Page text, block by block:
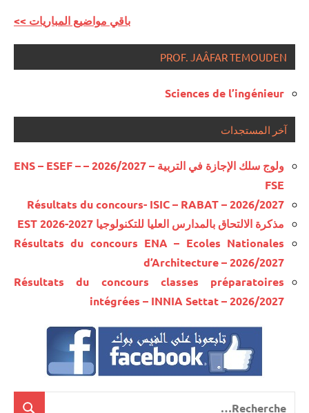
<< باقي مواضيع المباريات
PROF. JAÂFAR TEMOUDEN
Sciences de l’ingénieur
آخر المستجدات
ولوج سلك الإجازة في التربية – 2026/2027 – ENS – ESEF –
FSE
Résultats du concours- ISIC – RABAT – 2026/2027
مذكرة الالتحاق بالمدارس العليا للتكنولوجيا EST 2026-2027
Résultats du concours ENA – Ecoles Nationales
d’Architecture – 2026/2027
Résultats du concours classes préparatoires
intégrées – INNIA Settat – 2026/2027